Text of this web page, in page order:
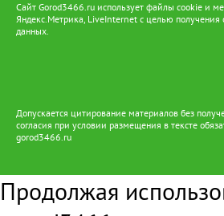
Сайт Gorod3466.ru использует файлы cookie и
Яндекс.Метрика, LiveInternet с целью получения
данных.
Допускается цитирование материалов без
согласия при условии размещения в тексте
gorod3466.ru
Продолжая